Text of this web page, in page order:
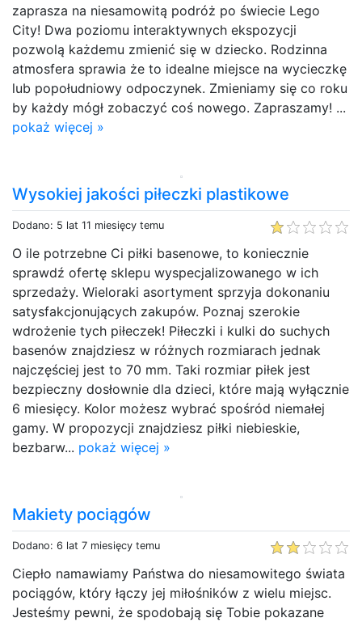
zaprasza na niesamowitą podróż po świecie Lego
City! Dwa poziomu interaktywnych ekspozycji
pozwolą każdemu zmienić się w dziecko. Rodzinna
atmosfera sprawia że to idealne miejsce na wycieczkę
lub popołudniowy odpoczynek. Zmieniamy się co roku
by każdy mógł zobaczyć coś nowego. Zapraszamy! ...
pokaż więcej »
Wysokiej jakości piłeczki plastikowe
Dodano: 5 lat 11 miesięcy temu
O ile potrzebne Ci piłki basenowe, to koniecznie
sprawdź ofertę sklepu wyspecjalizowanego w ich
sprzedaży. Wieloraki asortyment sprzyja dokonaniu
satysfakcjonujących zakupów. Poznaj szerokie
wdrożenie tych piłeczek! Piłeczki i kulki do suchych
basenów znajdziesz w różnych rozmiarach jednak
najczęściej jest to 70 mm. Taki rozmiar piłek jest
bezpieczny dosłownie dla dzieci, które mają wyłącznie
6 miesięcy. Kolor możesz wybrać spośród niemałej
gamy. W propozycji znajdziesz piłki niebieskie,
bezbarw... pokaż więcej »
Makiety pociągów
Dodano: 6 lat 7 miesięcy temu
Ciepło namawiamy Państwa do niesamowitego świata
pociągów, który łączy jej miłośników z wielu miejsc.
Jesteśmy pewni, że spodobają się Tobie pokazane